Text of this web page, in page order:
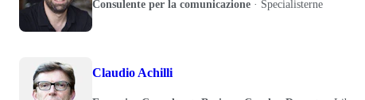
Consulente per la comunicazione · Specialisterne
Claudio Achilli